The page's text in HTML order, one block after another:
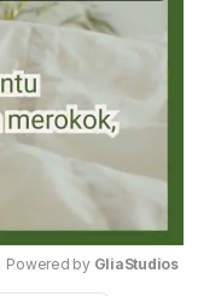
Powered by GliaStudios